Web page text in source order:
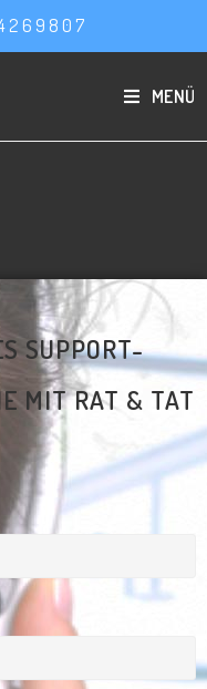
MENÜ
SUPPORT-
MIT RAT & TAT